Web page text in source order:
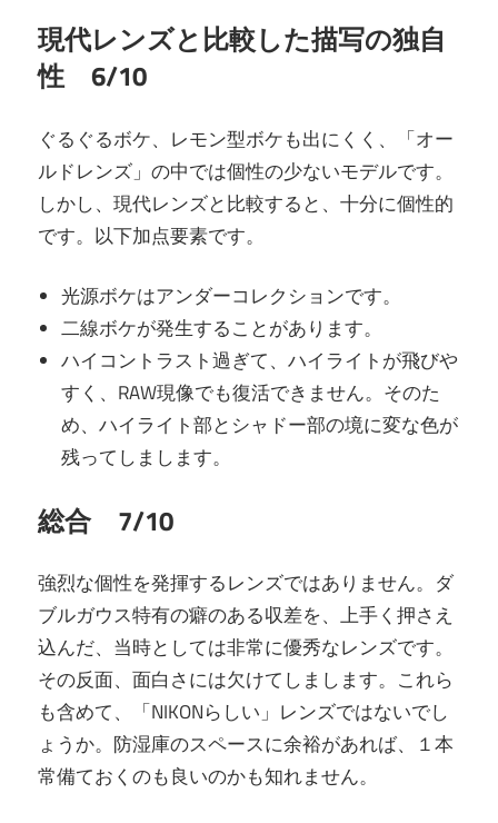
現代レンズと比較した描写の独自
性 6/10
ぐるぐるボケ、レモン型ボケも出にくく、「オー
ルドレンズ」の中では個性の少ないモデルです。
しかし、現代レンズと比較すると、十分に個性的
です。以下加点要素です。
光源ボケはアンダーコレクションです。
二線ボケが発生することがあります。
ハイコントラスト過ぎて、ハイライトが飛びや
すく、RAW現像でも復活できません。そのた
め、ハイライト部とシャドー部の境に変な色が
残ってしまします。
総合 7/10
強烈な個性を発揮するレンズではありません。ダ
ブルガウス特有の癖のある収差を、上手く押さえ
込んだ、当時としては非常に優秀なレンズです。
その反面、面白さには欠けてしまします。これら
も含めて、「NIKONらしい」レンズではないでし
ょうか。防湿庫のスペースに余裕があれば、１本
常備ておくのも良いのかも知れません。